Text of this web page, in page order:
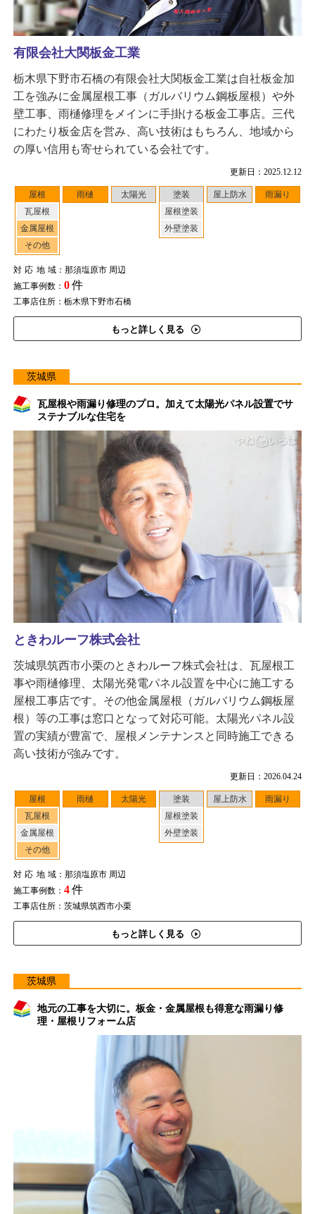
更新日：2025.12.12
屋根
瓦屋根
金属屋根
その他
雨樋 太陽光
塗装
屋根塗装
外壁塗装
屋上防水 雨漏り
対応地域：那須塩原市 周辺
施工事例数： 0件
工事店住所：栃木県下野市石橋
もっと詳しく見る
有限会社大関板金工業
栃木県下野市石橋の有限会社大関板金工業は自社板金加
工を強みに金属屋根工事（ガルバリウム鋼板屋根）や外
壁工事、雨樋修理をメインに手掛ける板金工事店。三代
にわたり板金店を営み、高い技術はもちろん、地域から
の厚い信用も寄せられている会社です。
茨城県
瓦屋根や雨漏り修理のプロ。加えて太陽光パネル設置でサ
ステナブルな住宅を
更新日：2026.04.24
屋根
瓦屋根
金属屋根
その他
雨樋 太陽光
塗装
屋根塗装
外壁塗装
屋上防水 雨漏り
対応地域：那須塩原市 周辺
施工事例数： 4件
工事店住所：茨城県筑西市小栗
もっと詳しく見る
ときわルーフ株式会社
茨城県筑西市小栗のときわルーフ株式会社は、瓦屋根工
事や雨樋修理、太陽光発電パネル設置を中心に施工する
屋根工事店です。その他金属屋根（ガルバリウム鋼板屋
根）等の工事は窓口となって対応可能。太陽光パネル設
置の実績が豊富で、屋根メンテナンスと同時施工できる
高い技術が強みです。
茨城県
地元の工事を大切に。板金・金属屋根も得意な雨漏り修
理・屋根リフォーム店